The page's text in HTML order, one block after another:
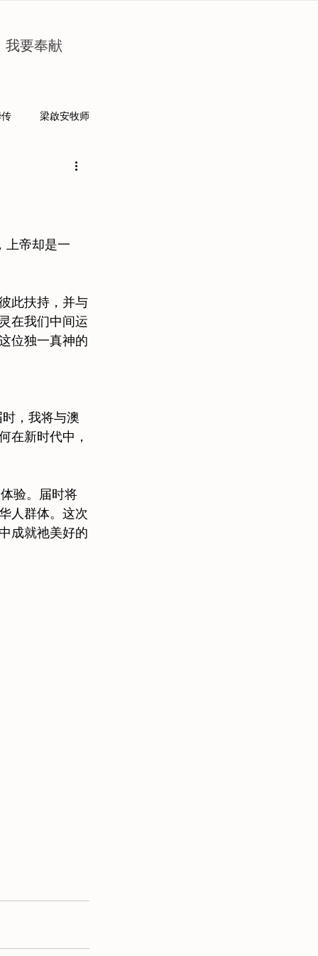
我要奉献
梁啟安牧师
上帝却是一
此扶持，并与
在我们中间运
位独一真神的
，我将与澳
在新时代中，
验。届时将
人群体。这次
成就祂美好的